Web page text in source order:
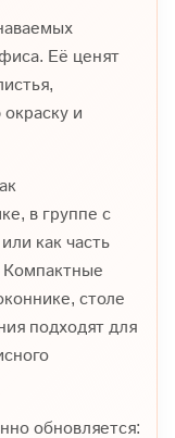
Её ценят
и
в группе с
как часть
Компактные
столе
подходят для
обновляется: